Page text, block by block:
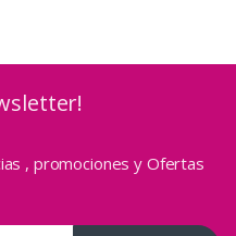
, promociones y Ofertas